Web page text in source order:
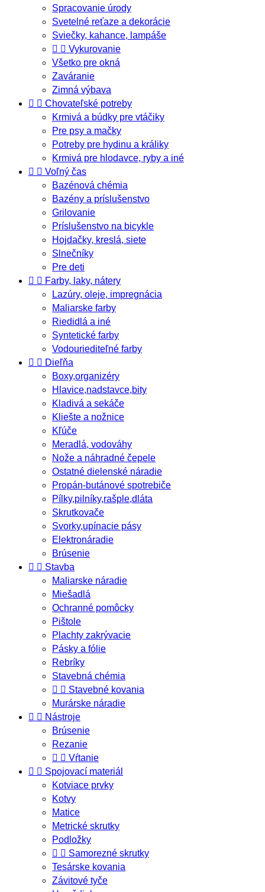
Spracovanie úrody
Svetelné reťaze a dekorácie
Sviečky, kahance, lampáše
  Vykurovanie
Všetko pre okná
Zaváranie
Zimná výbava
  Chovateľské potreby
Krmivá a búdky pre vtáčiky
Pre psy a mačky
Potreby pre hydinu a králiky
Krmivá pre hlodavce, ryby a iné
  Voľný čas
Bazénová chémia
Bazény a príslušenstvo
Grilovanie
Príslušenstvo na bicykle
Hojdačky, kreslá, siete
Slnečníky
Pre deti
  Farby, laky, nátery
Lazúry, oleje, impregnácia
Maliarske farby
Riedidlá a iné
Syntetické farby
Vodouriediteľné farby
  Dieľňa
Boxy,organizéry
Hlavice,nadstavce,bity
Kladivá a sekáče
Kliešte a nožnice
Kľúče
Meradlá, vodováhy
Nože a náhradné čepele
Ostatné dielenské náradie
Propán-butánové spotrebiče
Pílky,pilníky,rašple,dláta
Skrutkovače
Svorky,upínacie pásy
Elektronáradie
Brúsenie
  Stavba
Maliarske náradie
Miešadlá
Ochranné pomôcky
Pištole
Plachty zakrývacie
Pásky a fólie
Rebríky
Stavebná chémia
  Stavebné kovania
Murárske náradie
  Nástroje
Brúsenie
Rezanie
  Vŕtanie
  Spojovací materiál
Kotviace prvky
Kotvy
Matice
Metrické skrutky
Podložky
  Samorezné skrutky
Tesárske kovania
Závitové tyče